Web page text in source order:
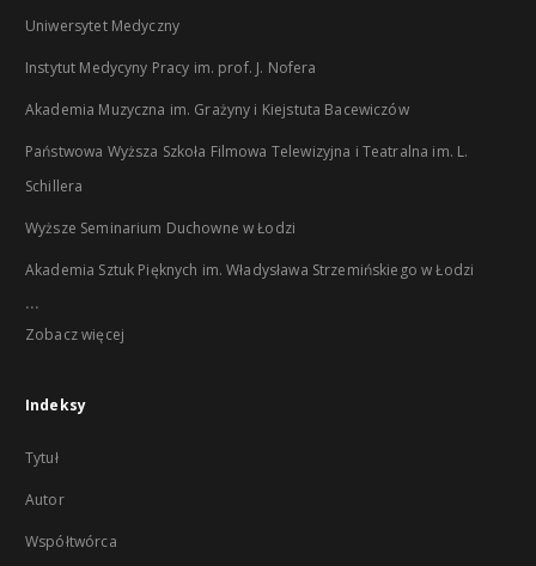
Uniwersytet Medyczny
Instytut Medycyny Pracy im. prof. J. Nofera
Akademia Muzyczna im. Grażyny i Kiejstuta Bacewiczów
Państwowa Wyższa Szkoła Filmowa Telewizyjna i Teatralna im. L.
Schillera
Wyższe Seminarium Duchowne w Łodzi
Akademia Sztuk Pięknych im. Władysława Strzemińskiego w Łodzi
...
Zobacz więcej
Indeksy
Tytuł
Autor
Współtwórca